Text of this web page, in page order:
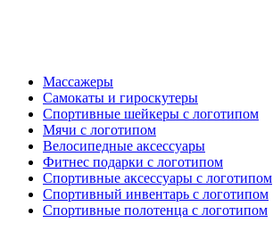
Массажеры
Самокаты и гироскутеры
Спортивные шейкеры с логотипом
Мячи с логотипом
Велосипедные аксессуары
Фитнес подарки с логотипом
Спортивные аксессуары с логотипом
Спортивный инвентарь с логотипом
Спортивные полотенца с логотипом